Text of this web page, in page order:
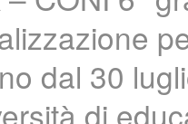
dal 30
di